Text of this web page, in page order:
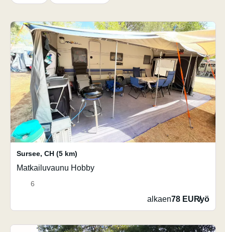
Sursee, CH (5 km)
Matkailuvaunu Hobby
6
alkaen78 EUR/yö